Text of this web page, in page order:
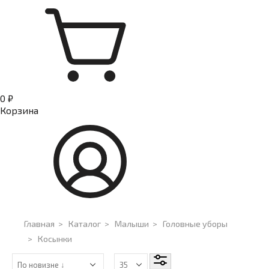
0 ₽
Корзина
Главная > Каталог > Малыши > Головные уборы
> Косынки